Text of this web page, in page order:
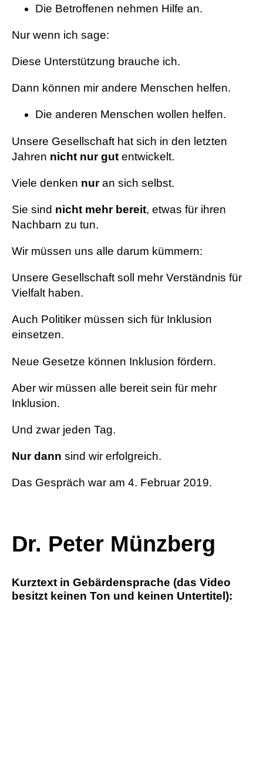
Die Betroffenen nehmen Hilfe an.
Nur wenn ich sage:
Diese Unterstützung brauche ich.
Dann können mir andere Menschen helfen.
Die anderen Menschen wollen helfen.
Unsere Gesellschaft hat sich in den letzten
Jahren nicht nur gutentwickelt.
Viele denken nuran sich selbst.
Sie sind nicht mehr bereit, etwas für ihren
Nachbarn zu tun.
Wir müssen uns alle darum kümmern:
Unsere Gesellschaft soll mehr Verständnis für
Vielfalt haben.
Auch Politiker müssen sich für Inklusion
einsetzen.
Neue Gesetze können Inklusion fördern.
Aber wir müssen alle bereit sein für mehr
Inklusion.
Und zwar jeden Tag.
Nur dann sind wir erfolgreich.
Das Gespräch war am 4. Februar 2019.
Dr. Peter Münzberg
Kurztext in Gebärdensprache (das Video
besitzt keinen Ton und keinen Untertitel):